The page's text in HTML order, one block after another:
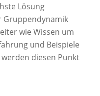
Lösung
Gruppendynamik
wie Wissen um
und Beispiele
diesen Punkt